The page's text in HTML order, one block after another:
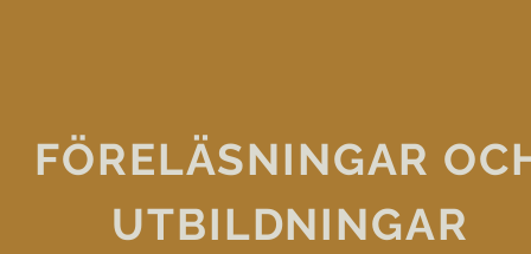
FÖRELÄSNINGAR
UTBILDNINGAR